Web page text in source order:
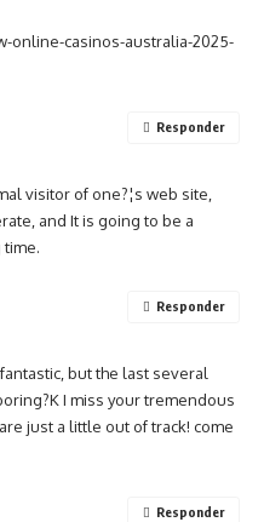
online-casinos-australia-2025-
visitor of one?¦s web site,
and It is going to be a
Responder
but the last several
I miss your tremendous
just a little out of track! come
Responder
Responder